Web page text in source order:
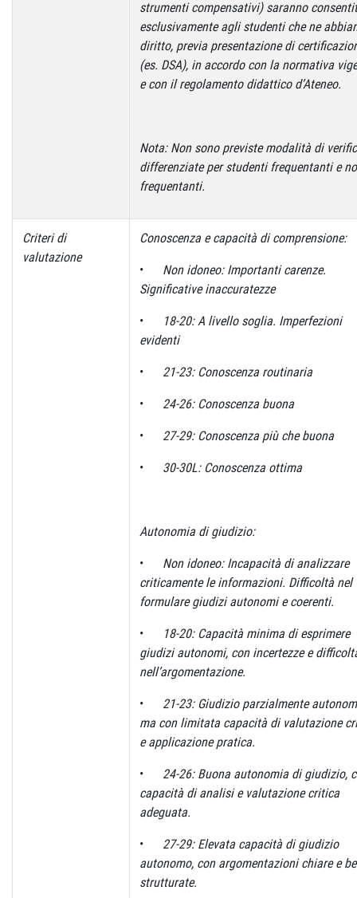
strumenti compensativi) saranno
esclusivamente agli studenti che ne
diritto, previa presentazione di
(es. DSA), in accordo con la normativa
e con il regolamento didattico d’Ateneo.
Nota: Non sono previste modalità di
differenziate per studenti frequentanti e
frequentanti.
Criteri di
valutazione
Conoscenza e capacità di comprensione:
• Non idoneo: Importanti carenze.
Significative inaccuratezze
•
18-20: A livello soglia. Imperfezioni
evidenti
• 21-23: Conoscenza routinaria
• 24-26: Conoscenza buona
• 27-29: Conoscenza più che buona
• 30-30L: Conoscenza ottima
Autonomia di giudizio:
• Non idoneo: Incapacità di analizzare
criticamente le informazioni. Difficoltà nel
formulare giudizi autonomi e coerenti.
•
18-20: Capacità minima di esprimere
giudizi autonomi, con incertezze e
nell’argomentazione.
• 21-23: Giudizio parzialmente
ma con limitata capacità di valutazione
e applicazione pratica.
• 24-26: Buona autonomia di giudizio,
capacità di analisi e valutazione critica
adeguata.
• 27-29: Elevata capacità di giudizio
autonomo, con argomentazioni chiare e
strutturate.